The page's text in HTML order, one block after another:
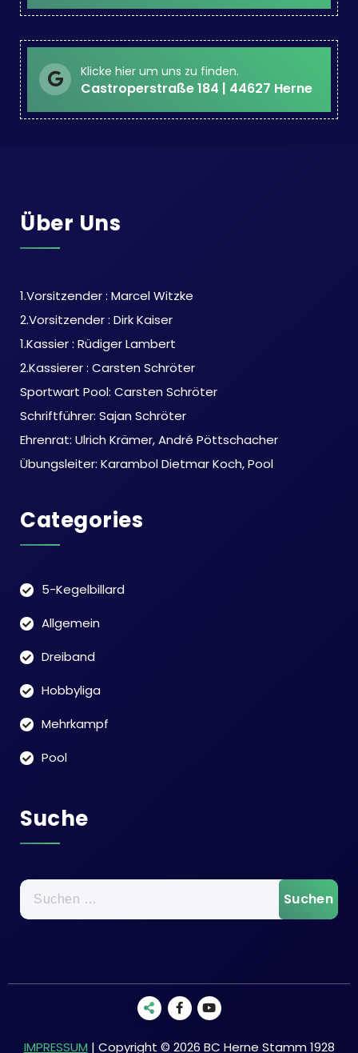
Klicke hier um uns zu finden.
Castroperstraße 184 | 44627 Herne
Über Uns
1.Vorsitzender : Marcel Witzke
2.Vorsitzender : Dirk Kaiser
1.Kassier : Rüdiger Lambert
2.Kassierer : Carsten Schröter
Sportwart Pool: Carsten Schröter
Schriftführer: Sajan Schröter
Ehrenrat: Ulrich Krämer, André Pöttschacher
Übungsleiter: Karambol Dietmar Koch, Pool
Categories
5-Kegelbillard
Allgemein
Dreiband
Hobbyliga
Mehrkampf
Pool
Suche
Suchen
nach:
IMPRESSUM | Copyright © 2026 BC Herne Stamm 1928